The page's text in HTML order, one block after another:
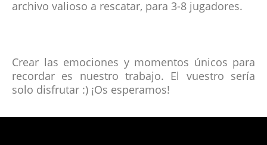
archivo valioso a rescatar, para 3-8 jugadores.
Crear las emociones y momentos únicos para
recordar es nuestro trabajo. El vuestro sería
solo disfrutar :) ¡Os esperamos!